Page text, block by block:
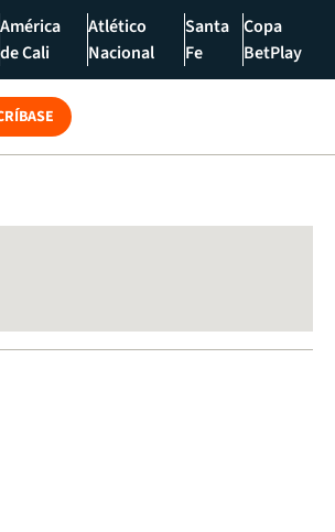
América
de Cali
Atlético
Nacional
Santa
Fe
Copa
BetPlay